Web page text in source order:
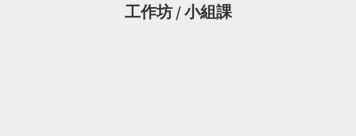
工作坊 / 小組課